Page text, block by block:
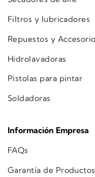
Filtros y lubricadores
Repuestos y
Hidrolavadoras
Pistolas para pintar
Soldadoras
Información Empresa
FAQs
Garantía de Productos